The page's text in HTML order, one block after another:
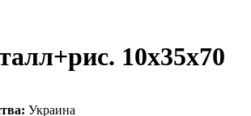
10х35х70
Украина